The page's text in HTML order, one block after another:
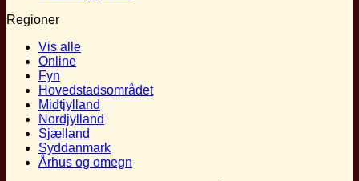
Regioner
Vis alle
Online
Fyn
Hovedstadsområdet
Midtjylland
Nordjylland
Sjælland
Syddanmark
Århus og omegn